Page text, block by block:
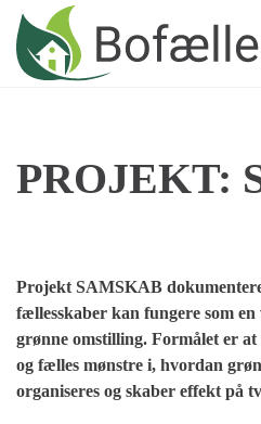
Skip to main content
PROJEKT:
Projekt SAMSKAB
fællesskaber kan fungere som
grønne omstilling. Formålet er
og fælles mønstre i, hvordan
organiseres og skaber effekt på